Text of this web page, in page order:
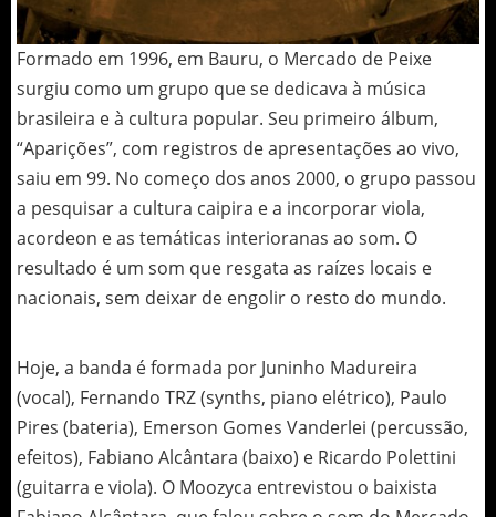
Formado em 1996, em Bauru, o Mercado de Peixe
surgiu como um grupo que se dedicava à música
brasileira e à cultura popular. Seu primeiro álbum,
“Aparições”, com registros de apresentações ao vivo,
saiu em 99. No começo dos anos 2000, o grupo passou
a pesquisar a cultura caipira e a incorporar viola,
acordeon e as temáticas interioranas ao som. O
resultado é um som que resgata as raízes locais e
nacionais, sem deixar de engolir o resto do mundo.
Hoje, a banda é formada por Juninho Madureira
(vocal), Fernando TRZ (synths, piano elétrico), Paulo
Pires (bateria), Emerson Gomes Vanderlei (percussão,
efeitos), Fabiano Alcântara (baixo) e Ricardo Polettini
(guitarra e viola). O Moozyca entrevistou o baixista